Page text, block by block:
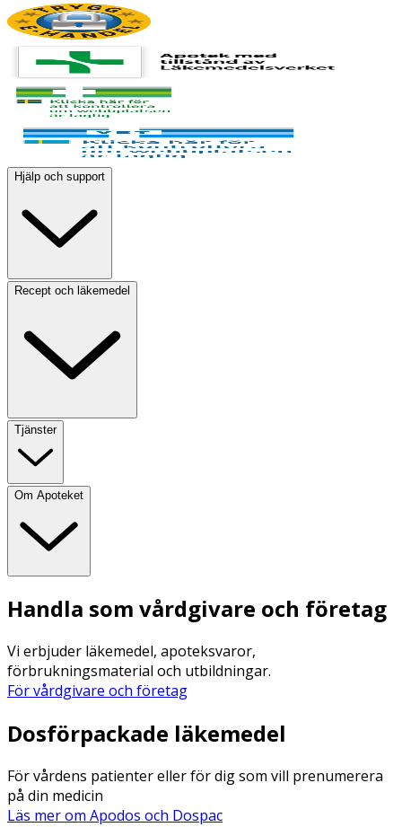
Hjälp och support
Recept och läkemedel
Tjänster
Om Apoteket
Handla som vårdgivare och företag
Vi erbjuder läkemedel, apoteksvaror,
förbrukningsmaterial och utbildningar.
För vårdgivare och företag
Dosförpackade läkemedel
För vårdens patienter eller för dig som vill prenumerera
på din medicin
Läs mer om Apodos och Dospac